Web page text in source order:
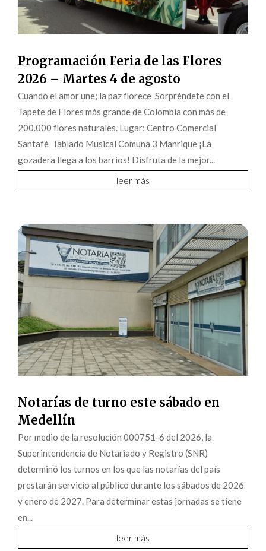
Programación Feria de las Flores
2026 – Martes 4 de agosto
Cuando el amor une; la paz florece Sorpréndete con el
Tapete de Flores más grande de Colombia con más de
200.000 flores naturales. Lugar: Centro Comercial
Santafé Tablado Musical Comuna 3 Manrique ¡La
gozadera llega a los barrios! Disfruta de la mejor...
leer más
Notarías de turno este sábado en
Medellín
Por medio de la resolución 000751-6 del 2026, la
Superintendencia de Notariado y Registro (SNR)
determinó los turnos en los que las notarías del país
prestarán servicio al público durante los sábados de 2026
y enero de 2027. Para determinar estas jornadas se tiene
en...
leer más